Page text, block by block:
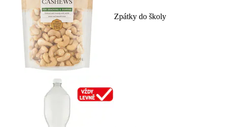
Zpátky do školy